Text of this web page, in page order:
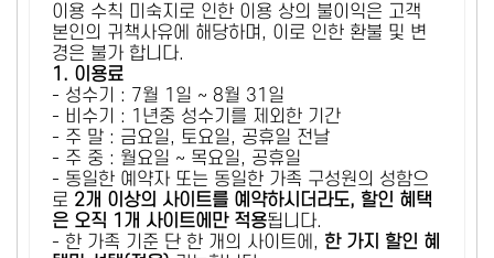
이용 수칙 미숙지로 인한 이용 상의 불이익은 고객
본인의 귀책사유에 해당하며, 이로 인한 환불 및 변
경은 불가 합니다.
1. 이용료
- 성수기 : 7월 1일 ~ 8월 31일
- 비수기 : 1년중 성수기를 제외한 기간
- 주 말 : 금요일, 토요일, 공휴일 전날
- 주 중 : 월요일 ~ 목요일, 공휴일
- 동일한 예약자 또는 동일한 가족 구성원의 성함으
로 2개 이상의 사이트를 예약하시더라도, 할인 혜택
은 오직 1개 사이트에만 적용됩니다.
- 한 가족 기준 단 한 개의 사이트에, 한 가지 할인 혜